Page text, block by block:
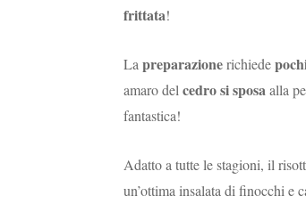
frittata!
La preparazionerichiede
amaro del cedro si sposaalla
fantastica!
Adatto a tutte le stagioni, il
un’ottima insalata di finocchi e